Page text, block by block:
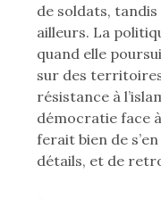
de soldats,
ailleurs. La
quand elle
sur des
résistance à
démocratie face
ferait bien de
détails, et de